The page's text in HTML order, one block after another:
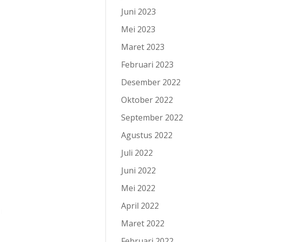
Juni 2023
Mei 2023
Maret 2023
Februari 2023
Desember 2022
Oktober 2022
September 2022
Agustus 2022
Juli 2022
Juni 2022
Mei 2022
April 2022
Maret 2022